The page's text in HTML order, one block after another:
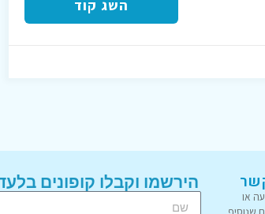
השג קוד
או
הירשמו וקבלו קופונים